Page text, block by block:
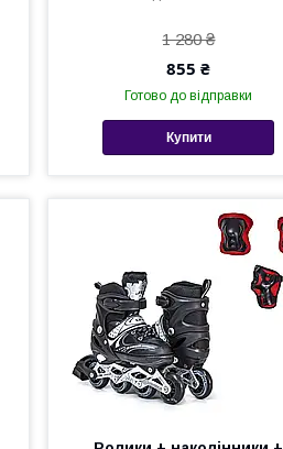
1 280 ₴
855 ₴
Готово до відправки
Купити